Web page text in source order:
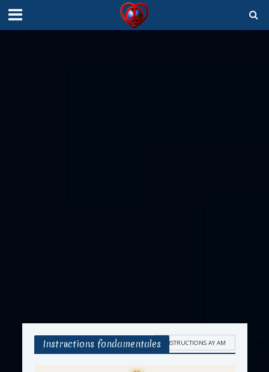
Instructions fondamentales INSTRUCTIONS AY AM